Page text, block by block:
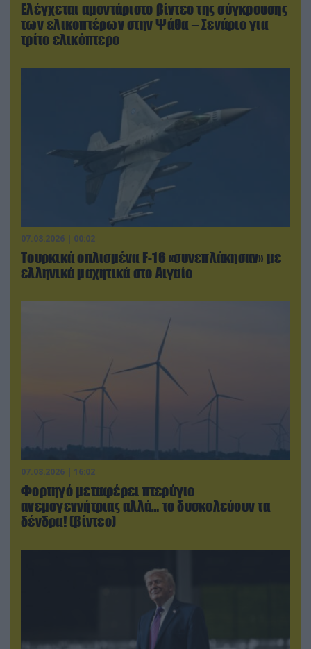
Ελέγχεται αμοντάριστο βίντεο της σύγκρουσης
των ελικοπτέρων στην Ψάθα – Σενάριο για
τρίτο ελικόπτερο
07.08.2026 | 00:02
Τουρκικά οπλισμένα F-16 «συνεπλάκησαν» με
ελληνικά μαχητικά στο Αιγαίο
07.08.2026 | 16:02
Φορτηγό μεταφέρει πτερύγιο
ανεμογεννήτριας αλλά… το δυσκολεύουν τα
δένδρα! (βίντεο)